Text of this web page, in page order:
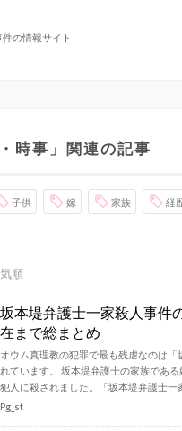
の情報サイト
時事」関連の記事
子供 嫁 家族 経
順
坂本堤弁護士一家殺人事件
在まで総まとめ
オウム真理教の犯罪で最も残虐なのは
れています。 坂本堤弁護士の家族であ
犯人に殺されました。「坂本堤弁護士一
Pg_st